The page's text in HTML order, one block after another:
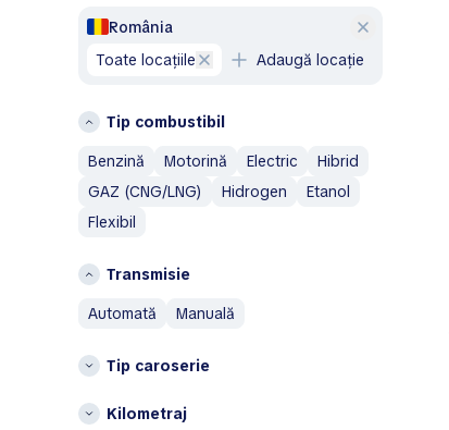
A
Abarth
Alfa Romeo
AMC
Aston Martin
Austin
Avatr
B
Bentley
Bestune
Grecia
Italia
Lituania
Polonia
Țările de Jos
România
toate locațiile
Adaugă locație
Tip combustibil
Benzină
Motorină Electric
Hibrid
GAZ (CNG/LNG)
Hidrogen
Etanol
Flexibil
Transmisie
automată
manuală
Tip caroserie
Kilometraj